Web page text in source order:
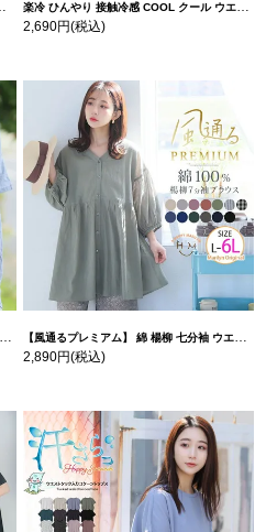
楽冷 ひんやり 接触冷感 COOL クール ウエストゴム 楽ちん ストレッチ 美脚 レギパン 【ストレッチ】 | 大きいサイズの通販ならハッピーマリリン
2,690円(税込)
【風通るプレミアム】 綿 楊柳 七分袖 ウエストギャザー ブラウス | 大きいサイズの通販ならハッピーマリリン
2,890円(税込)